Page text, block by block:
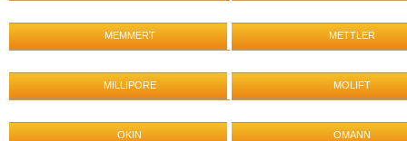
MEMMERT METTLER
MILLIPORE MOLIFT
OKIN OMANN